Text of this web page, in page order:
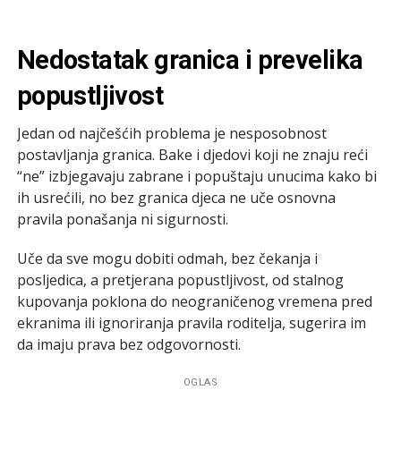
Nedostatak granica i prevelika
popustljivost
Jedan od najčešćih problema je nesposobnost
postavljanja granica. Bake i djedovi koji ne znaju reći
“ne” izbjegavaju zabrane i popuštaju unucima kako bi
ih usrećili, no bez granica djeca ne uče osnovna
pravila ponašanja ni sigurnosti.
Uče da sve mogu dobiti odmah, bez čekanja i
posljedica, a pretjerana popustljivost, od stalnog
kupovanja poklona do neograničenog vremena pred
ekranima ili ignoriranja pravila roditelja, sugerira im
da imaju prava bez odgovornosti.
OGLAS